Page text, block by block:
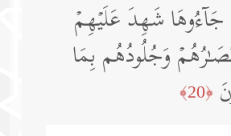
جَاۤءُوهَا شَهِدَ عَلَیۡهِمۡ
وَجُلُودُهُم بِمَا
﴿20﴾